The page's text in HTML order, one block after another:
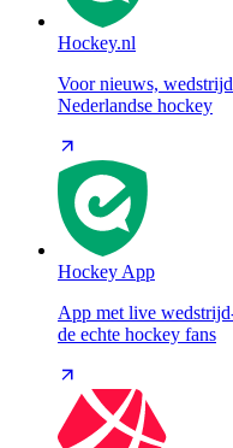
Hockey.nl
Voor nieuws,
Nederlandse hockey
Hockey App
App met live
de echte hockey fans